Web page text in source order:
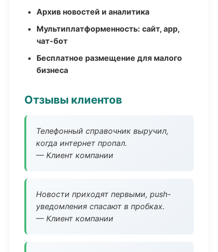
Архив новостей и аналитика
Мультиплатформенность: сайт, app,
чат-бот
Бесплатное размещение для малого
бизнеса
Отзывы клиентов
Телефонный справочник выручил,
когда интернет пропал.
— Клиент компании
Новости приходят первыми, push-
уведомления спасают в пробках.
— Клиент компании